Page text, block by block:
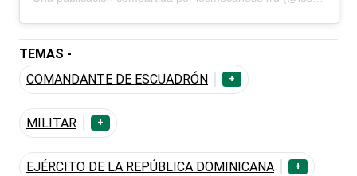
TEMAS -
COMANDANTE DE ESCUADRÓN
+
MILITAR +
EJÉRCITO DE LA REPÚBLICA DOMINICANA +